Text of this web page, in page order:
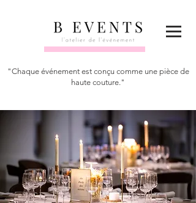
"Chaque événement est conçu comme une pièce de
haute couture."